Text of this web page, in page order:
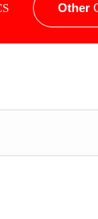
Other